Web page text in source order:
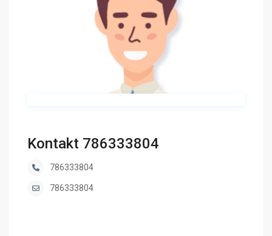
Kontakt 786333804
786333804
786333804